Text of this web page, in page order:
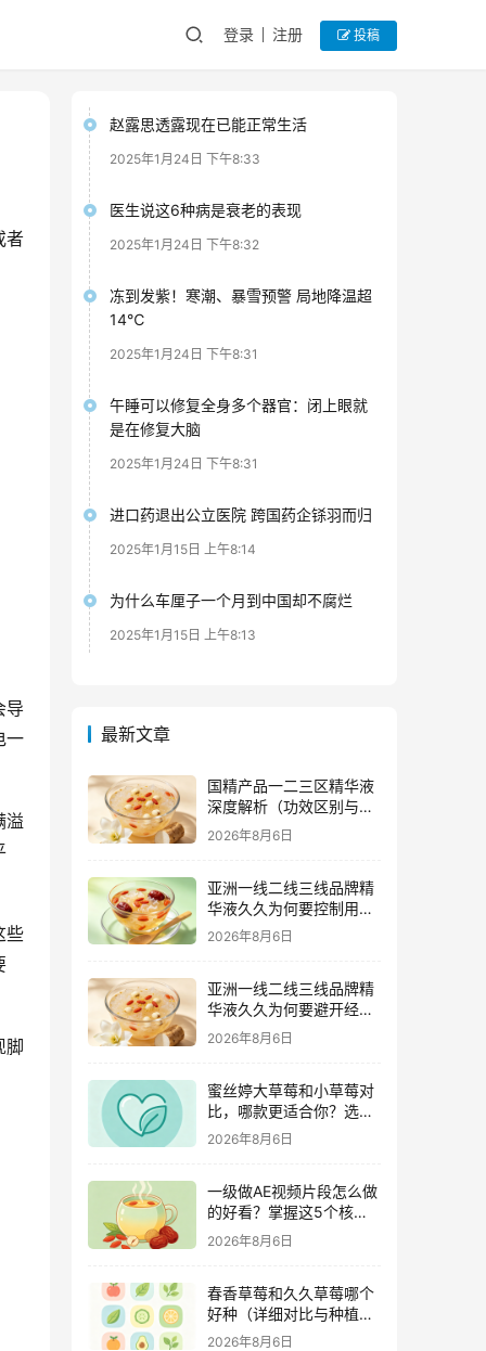
登录 注册 投稿
者
导
一
溢
些
脚
赵露思透露现在已能正常生活
2025年1月24日 下午8:33
医生说这6种病是衰老的表现
2025年1月24日 下午8:32
冻到发紫！寒潮、暴雪预警 局地降温超
14℃
2025年1月24日 下午8:31
午睡可以修复全身多个器官：闭上眼就
是在修复大脑
2025年1月24日 下午8:31
进口药退出公立医院 跨国药企铩羽而归
2025年1月15日 上午8:14
为什么车厘子一个月到中国却不腐烂
2025年1月15日 上午8:13
最新文章
国精产品一二三区精华液
深度解析（功效区别与适
用肤质全指南）
2026年8月6日
亚洲一线二线三线品牌精
华液久久为何要控制用量
（过度使用与皮肤负担的
2026年8月6日
亚洲一线二线三线品牌精
华液久久为何要避开经期
（激素变化与皮肤敏感度
关联）
2026年8月6日
蜜丝婷大草莓和小草莓对
比，哪款更适合你？选购
指南全解析
2026年8月6日
一级做AE视频片段怎么做
的好看？掌握这5个核心
技巧
2026年8月6日
春香草莓和久久草莓哪个
好种（详细对比与种植指
南）
2026年8月6日